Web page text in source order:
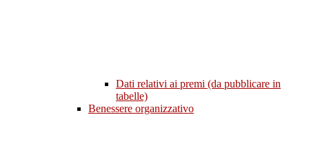
Dati relativi ai premi (da pubblicare in
tabelle)
Benessere organizzativo